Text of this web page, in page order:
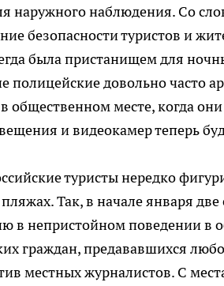
наружного наблюдения. Со
безопасности туристов и
была пристанищем для
полицейские довольно часто
общественном месте, когда
и видеокамер теперь
туристы нередко
Так, в начале января
в непристойном поведении в
граждан, предававшихся
местных журналистов. С